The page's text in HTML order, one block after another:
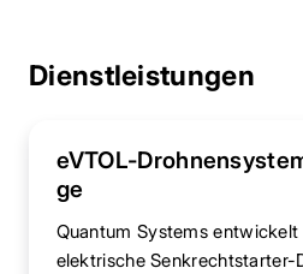
Dienstleistungen
eVTOL-
ge
Quantum Systems
elektrische Senkrechtstarter-